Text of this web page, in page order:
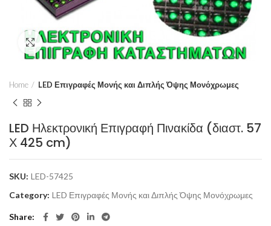
Click to enlarge
Home LED Επιγραφές Μονής και Διπλής Όψης Μονόχρωμες
LED Ηλεκτρονική Επιγραφή Πινακίδα (διαστ. 57
Χ 425 cm)
SKU: LED-57425
Category: LED Επιγραφές Μονής και Διπλής Όψης Μονόχρωμες
Share